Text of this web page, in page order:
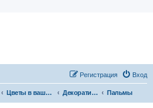
Вход
Регистрация
Цветы в вашем доме Декоративнолиственные растения Пальмы